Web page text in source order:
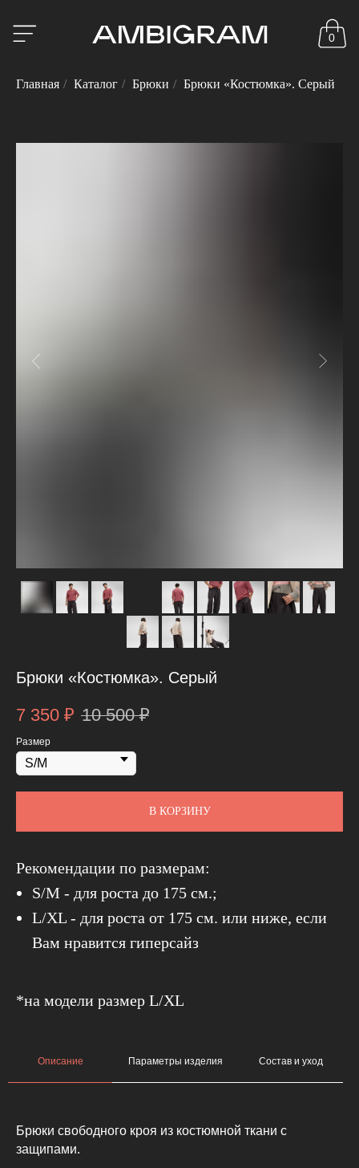
Главная / Каталог / Брюки / Брюки «Костюмка». Серый
Брюки «Костюмка». Серый
7 350 ₽ 10 500 ₽
Размер
В КОРЗИНУ
Рекомендации по размерам:
S/M - для роста до 175 см.;
L/XL - для роста от 175 см. или ниже, если
Вам нравится гиперсайз
*на модели размер L/XL
Описание Параметры изделия Состав и уход
Брюки свободного кроя из костюмной ткани с
защипами.